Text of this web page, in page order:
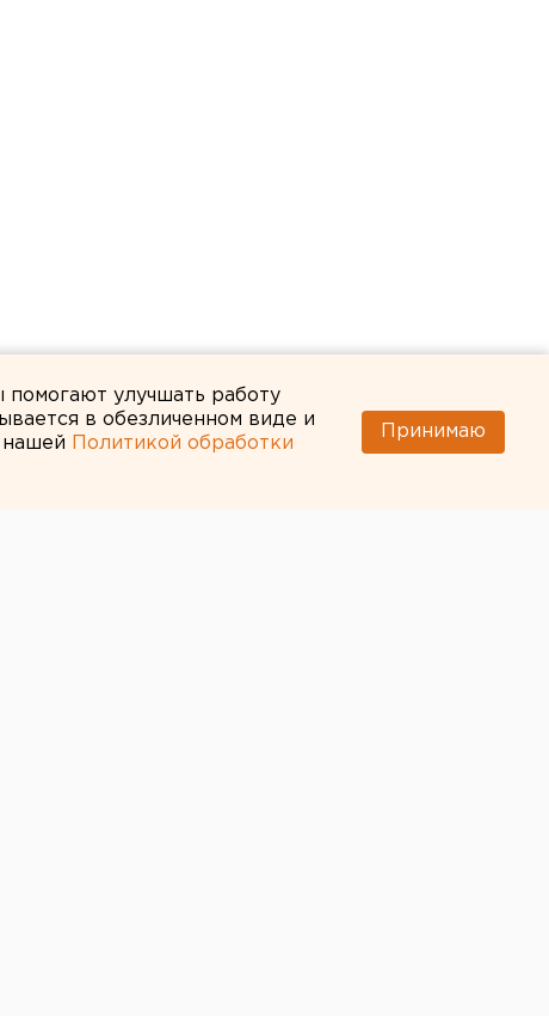
улучшать работу
в обезличенном виде и
нашей
Политикой обработки
Принимаю